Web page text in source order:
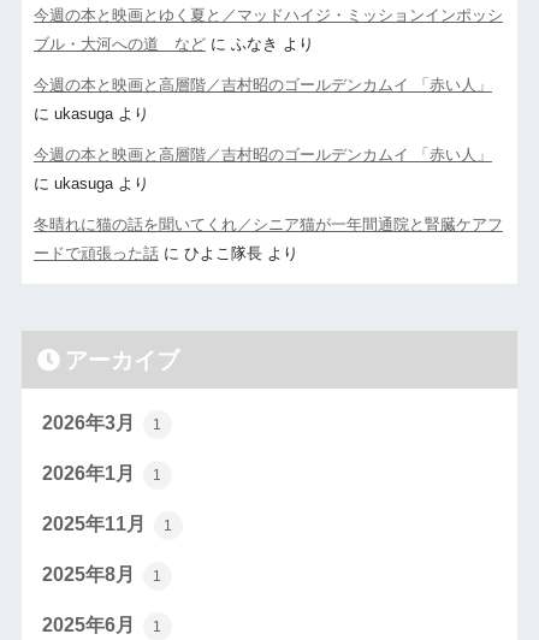
今週の本と映画とゆく夏と／マッドハイジ・ミッションインポッシ
ブル・大河への道 などに ふなき より
今週の本と映画と高層階／吉村昭のゴールデンカムイ 「赤い人」
に ukasugaより
今週の本と映画と高層階／吉村昭のゴールデンカムイ 「赤い人」
に ukasugaより
冬晴れに猫の話を聞いてくれ／シニア猫が一年間通院と腎臓ケアフ
ードで頑張った話に ひよこ隊長より
アーカイブ
2026年3月 1
2026年1月 1
2025年11月 1
2025年8月 1
2025年6月 1